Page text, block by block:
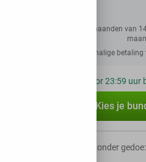
Eerste 6 maanden van
Eenmalige betaling
Voor 23:59 uur
Kies je
Abonnement zonder